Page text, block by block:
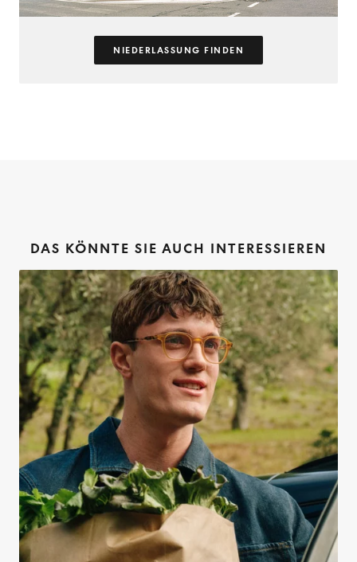
NIEDERLASSUNG FINDEN
DAS KÖNNTE SIE AUCH INTERESSIEREN